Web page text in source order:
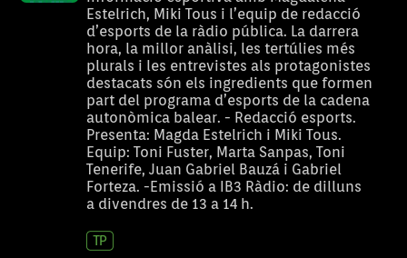
24/07/2026 13:04:00
Esports 3
56 min
23/07/2026 13:04:00
Esports 3
56 min
22/07/2026 13:04:00
Esports 3
56 min
21/07/2026 13:04:00
Esports 3
Estelrich, Miki Tous i l’equip de redacció
d’esports de la ràdio pública. La darrera
hora, la millor anàlisi, les tertúlies més
plurals i les entrevistes als protagonistes
destacats són els ingredients que formen
part del programa d’esports de la cadena
autonòmica balear. - Redacció esports.
Presenta: Magda Estelrich i Miki Tous.
Equip: Toni Fuster, Marta Sanpas, Toni
Tenerife, Juan Gabriel Bauzá i Gabriel
Forteza. -Emissió a IB3 Ràdio: de dilluns
a divendres de 13 a 14 h.